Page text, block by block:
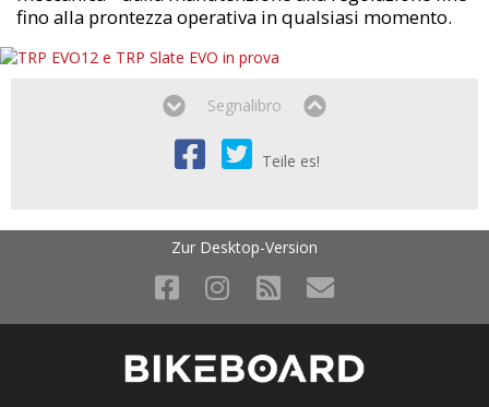
fino alla prontezza operativa in qualsiasi momento.
Segnalibro
Teile es!
Zur Desktop-Version